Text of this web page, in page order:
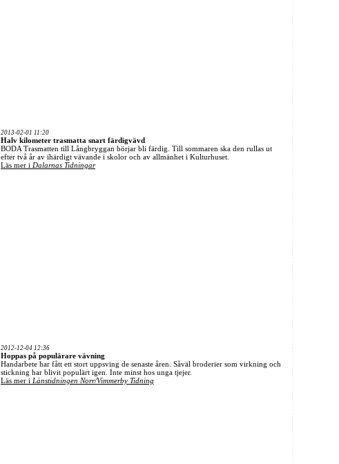
2013-02-01 11:20
Halv kilometer trasmatta snart färdigvävd
BODA Trasmatten till Långbryggan börjar bli färdig. Till sommaren ska den rullas ut
efter två år av ihärdigt vävande i skolor och av allmänhet i Kulturhuset.
Läs mer i Dalarnas Tidningar
2012-12-04 12:36
Hoppas på populärare vävning
Handarbete har fått ett stort uppsving de senaste åren. Såväl broderier som virkning och
stickning har blivit populärt igen. Inte minst hos unga tjejer.
Läs mer i Länstidningen Norr/Vimmerby Tidning